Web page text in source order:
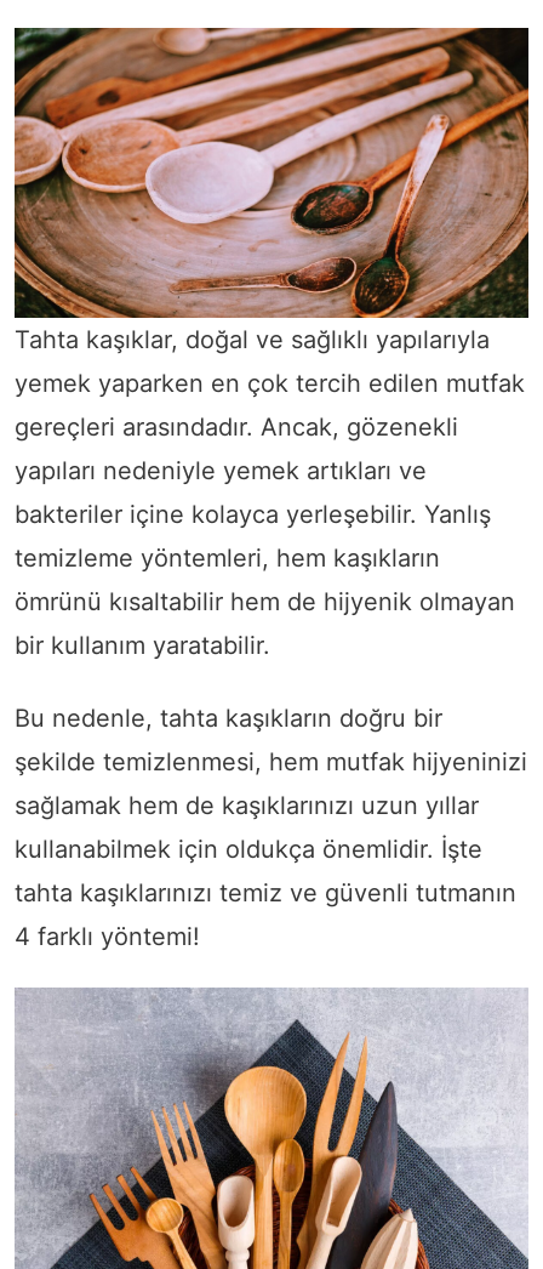
Tahta kaşıklar, doğal ve sağlıklı yapılarıyla
yemek yaparken en çok tercih edilen mutfak
gereçleri arasındadır. Ancak, gözenekli
yapıları nedeniyle yemek artıkları ve
bakteriler içine kolayca yerleşebilir. Yanlış
temizleme yöntemleri, hem kaşıkların
ömrünü kısaltabilir hem de hijyenik olmayan
bir kullanım yaratabilir.
Bu nedenle, tahta kaşıkların doğru bir
şekilde temizlenmesi, hem mutfak hijyeninizi
sağlamak hem de kaşıklarınızı uzun yıllar
kullanabilmek için oldukça önemlidir. İşte
tahta kaşıklarınızı temiz ve güvenli tutmanın
4 farklı yöntemi!